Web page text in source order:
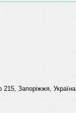
215, Запоріжжя, Україна